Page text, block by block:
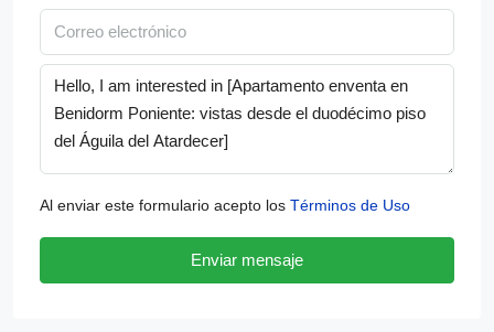
Al enviar este formulario acepto los Términos de Uso
Enviar mensaje